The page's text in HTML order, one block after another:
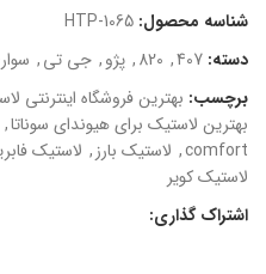
شناسه محصول: HTP-1065
دسته: 407
,
820
, پژو, جی تی,
برچسب: بهترین فروشگاه اینترنتی
بهترین لاستیک برای هیوندای سوناتا,
comfort
, لاستیک بارز, لاستیک
لاستیک کویر
اشتراک گذاری: